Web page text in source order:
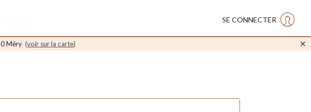
SE CONNECTER
Méry (voir sur la carte)